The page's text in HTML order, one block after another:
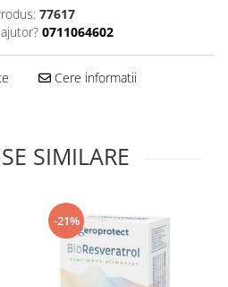
77617
0711064602
Cere informatii
SIMILARE
-21%